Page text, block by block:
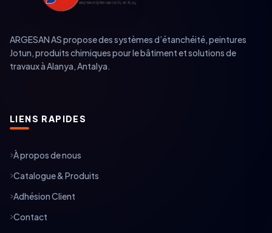
ARGESAN AS propose des systèmes d’étanchéité, peintures
Jotun, produits chimiques pour le bâtiment et solutions de
travaux à Alanya, Antalya.
LIENS RAPIDES
À propos de nous
Catalogue & Produits
Adhésion Client
Contact